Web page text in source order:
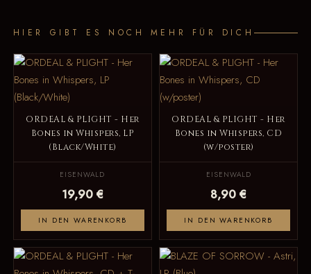
HIER GIBT ES NOCH MEHR FÜR DICH
ORDEAL & PLIGHT - Her
Bones in Whispers, LP
(Black/White)
EISENWALD
19,90 €
IN DEN WARENKORB
ORDEAL & PLIGHT - Her
Bones in Whispers, CD
(w/poster)
EISENWALD
8,90 €
IN DEN WARENKORB